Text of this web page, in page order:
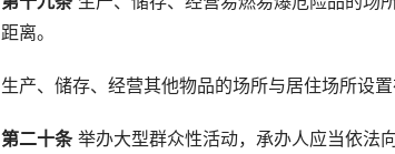
距离。
生产、储存、经营其他物品的场所与居住场所设
第二十条 举办大型群众性活动，承办人应当依法